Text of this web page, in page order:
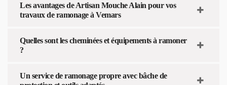
Les avantages de Artisan Mouche Alain pour vos
travaux de ramonage à Vemars
Quelles sont les cheminées et équipements à ramoner
?
Un service de ramonage propre avec bâche de